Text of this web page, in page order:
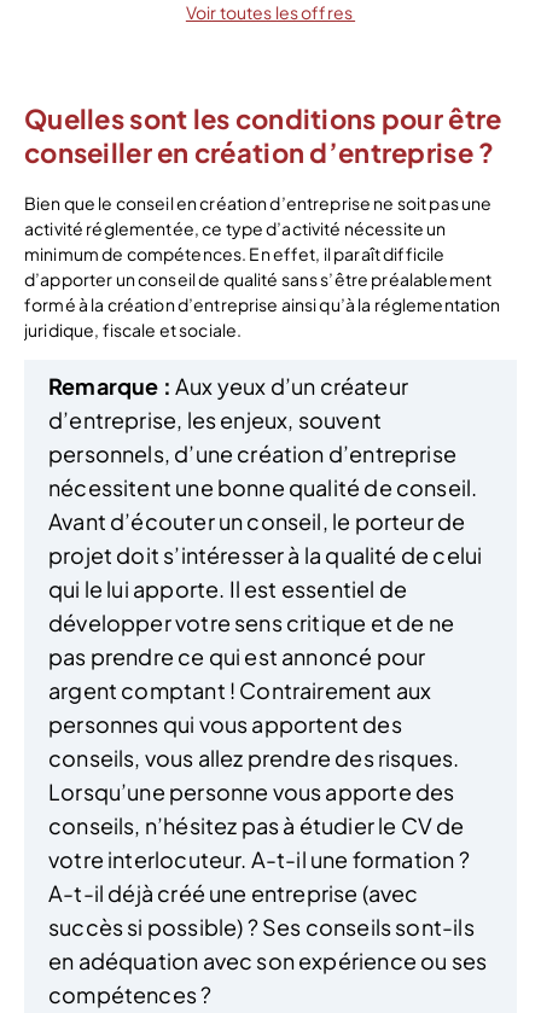
Voir toutes les offres
Quelles sont les conditions pour être
conseiller en création d’entreprise ?
Bien que le conseil en création d’entreprise ne soit pas une
activité réglementée, ce type d’activité nécessite un
minimum de compétences. En effet, il paraît difficile
d’apporter un conseil de qualité sans s’être préalablement
formé à la création d’entreprise ainsi qu’à la réglementation
juridique, fiscale et sociale.
Remarque : Aux yeux d’un créateur
d’entreprise, les enjeux, souvent
personnels, d’une création d’entreprise
nécessitent une bonne qualité de conseil.
Avant d’écouter un conseil, le porteur de
projet doit s’intéresser à la qualité de celui
qui le lui apporte. Il est essentiel de
développer votre sens critique et de ne
pas prendre ce qui est annoncé pour
argent comptant ! Contrairement aux
personnes qui vous apportent des
conseils, vous allez prendre des risques.
Lorsqu’une personne vous apporte des
conseils, n’hésitez pas à étudier le CV de
votre interlocuteur. A-t-il une formation ?
A-t-il déjà créé une entreprise (avec
succès si possible) ? Ses conseils sont-ils
en adéquation avec son expérience ou ses
compétences ?